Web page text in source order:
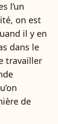
l’un
on est
il y en
dans le
travailler
de